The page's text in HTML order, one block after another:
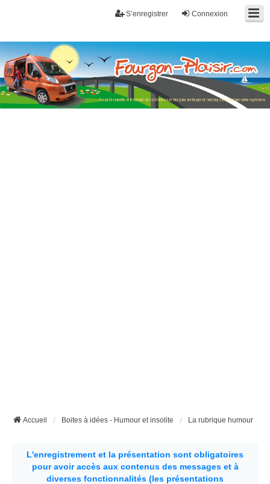
Connexion
S’enregistrer
Fourgon-plaisir.com
Forum de conseils et d'entraide des utilisateurs de fourgons, fourgons
aménagés, vans et de camping-car. Partagez votre expérience.
Accueil Boites à idées - Humour et insolite La rubrique humour
L'enregistrement et la présentation sont obligatoires
pour avoir accès aux contenus des messages et à
diverses fonctionnalités (les présentations